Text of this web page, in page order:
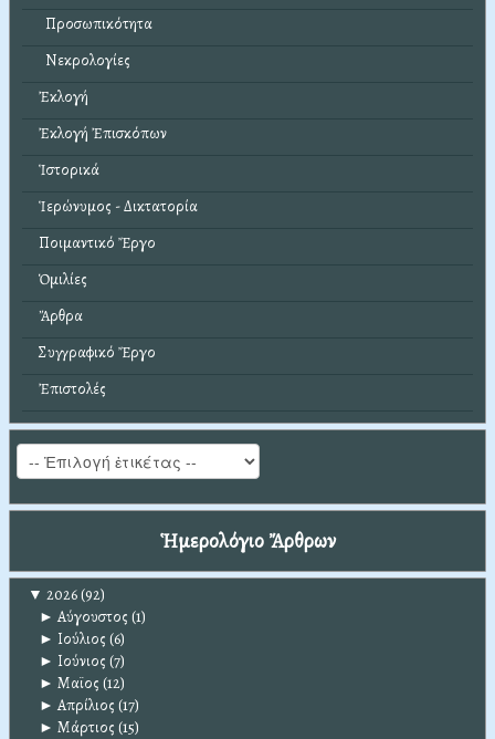
Προσωπικότητα
Νεκρολογίες
Ἐκλογή
Ἐκλογή Ἐπισκόπων
Ἱστορικά
Ἱερώνυμος - Δικτατορία
Ποιμαντικό Ἔργο
Ὁμιλίες
Ἄρθρα
Συγγραφικό Ἔργο
Ἐπιστολές
Ἡμερολόγιο Ἄρθρων
▼ 2026(92)
► Αύγουστος (1)
► Ιούλιος (6)
► Ιούνιος (7)
► Μαϊος (12)
► Απρίλιος (17)
► Μάρτιος (15)